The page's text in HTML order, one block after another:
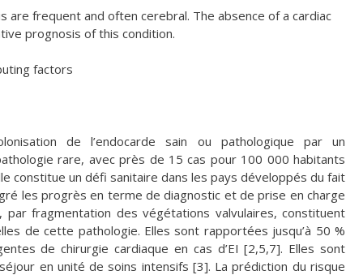
are frequent and often cerebral. The absence of a cardiac
prognosis of this condition.
factors
de l’endocarde sain ou pathologique par un
rare, avec près de 15 cas pour 100 000 habitants
constitue un défi sanitaire dans les pays développés du fait
les progrès en terme de diagnostic et de prise en charge
fragmentation des végétations valvulaires, constituent
de cette pathologie. Elles sont rapportées jusqu’à 50 %
de chirurgie cardiaque en cas d’EI [2,5,7]. Elles sont
en unité de soins intensifs [3]. La prédiction du risque